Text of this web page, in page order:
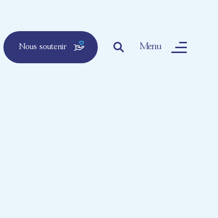
Nous soutenir Menu